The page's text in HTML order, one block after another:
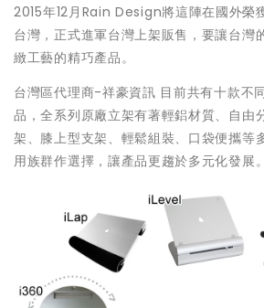
2015年12月Rain Design將這陣在國外榮
台灣，正式進軍台灣上架販售，要讓台灣
緻工藝的精巧產品。
台灣區代理商-祥豪資訊 目前共有十款不
品，全系列原廠立架有著輕鋁材質、自由
架、膝上型支架、輕鬆組裝、口袋便攜等
用族群作選擇，讓產品更趨於多元化發展。